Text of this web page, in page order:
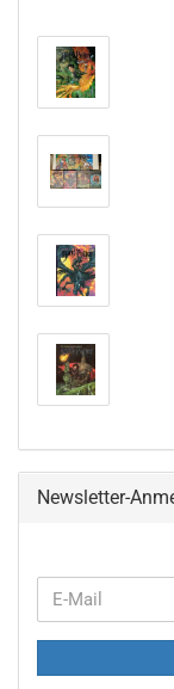
Newsletter-
WEITER
ZUR
NEWSLETTER-
E-
Mail